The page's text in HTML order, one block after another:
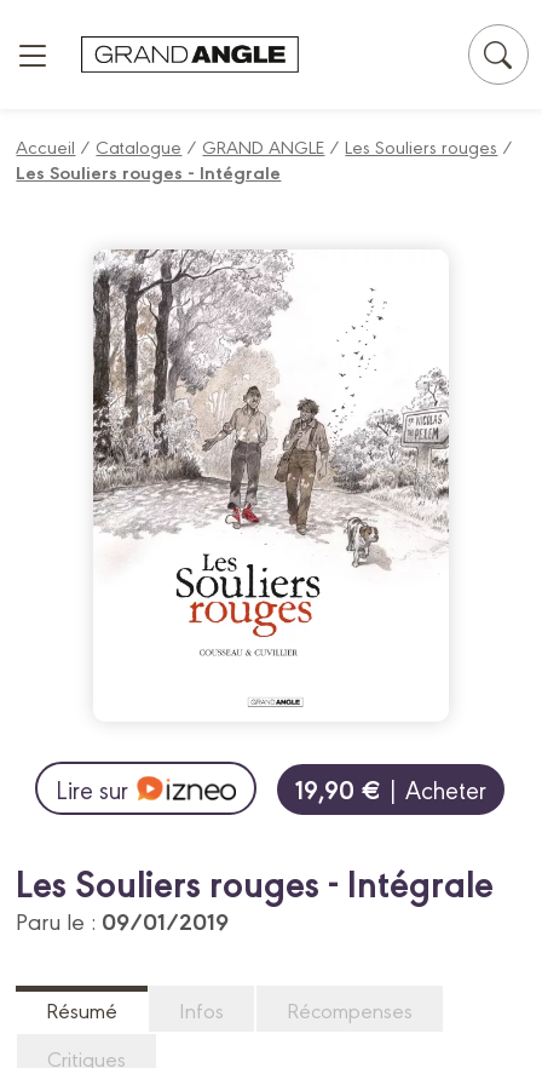
Accueil / Catalogue / GRAND ANGLE /Les Souliers rouges /
Les Souliers rouges - Intégrale
Lire sur 19,90 € | Acheter
Les Souliers rouges - Intégrale
Paru le : 09/01/2019
Résumé Infos
Récompenses
Critiques